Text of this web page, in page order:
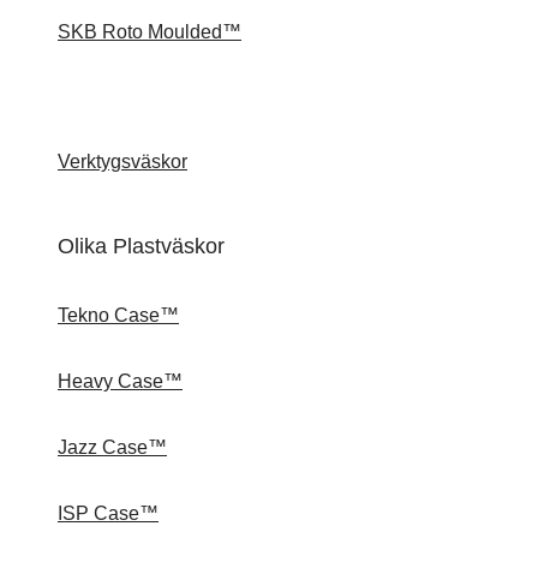
SKB Roto Moulded™
Verktygsväskor
Olika Plastväskor
Tekno Case™
Heavy Case™
Jazz Case™
ISP Case™